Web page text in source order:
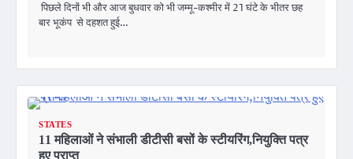
पिछले दिनों भी और आज बुधवार को भी जम्मू-कश्मीर में 21 घंटे के भीतर छह
बार भूकंप से दहशत हुई…
STATES
11 महिलाओं ने संभाली डीटीसी बसों के स्टीयरिंग,नियुक्ति पत्र
हुए प्राप्त